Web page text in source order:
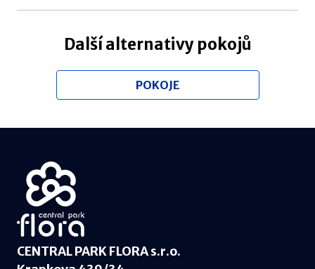
Další alternativy pokojů
POKOJE
CENTRAL PARK FLORA s.r.o.